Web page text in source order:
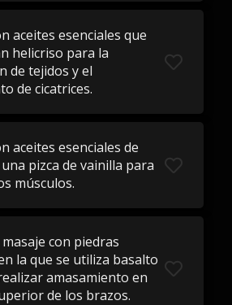
aceites esenciales que
helicriso para la
de tejidos y el
de cicatrices.
aceites esenciales de
pizca de vainilla para
músculos.
con piedras
la que se utiliza basalto
amasamiento en
de los brazos.